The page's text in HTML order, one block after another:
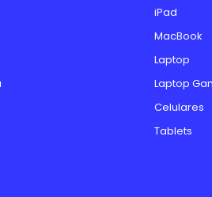
iPad
MacBook
Laptop
Laptop
Celulares
Tablets